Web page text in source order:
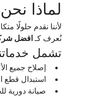
لماذا
لأننا نقدم حلولًا
نُعرف كـ افضل
تشمل
إصلاح جميع
استبدال قطع
صيانة دورية